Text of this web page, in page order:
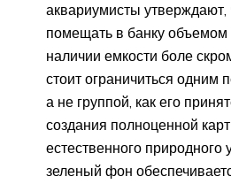
аквариумисты утверждают,
помещать в банку
наличии емкости боле
стоит ограничиться одним
а не группой, как его
создания полноценной
естественного природного
зеленый фон